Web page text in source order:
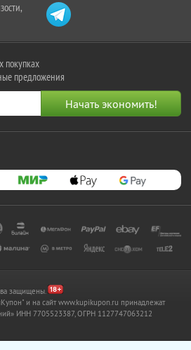
покупках
предложения
защищены.
и на сайт www.kupikupon.ru принадлежат
ИНН 7705523387, ОГРН 1127747063212